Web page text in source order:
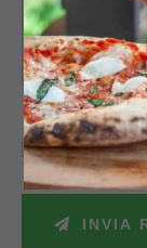
PRIVACY*
Accetto la politica
personali secondo
INVIA